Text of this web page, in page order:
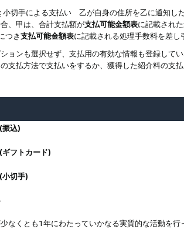
小切手による支払い 乙が自身の住所を乙に通知し
、甲は、合計支払額が支払可能金額表に記載され
つき支払可能金額表に記載される処理手数料を差し
ョンも選択せず、支払用の有効な情報も登録して
支払方法で支払いをするか、獲得した紹介料の支
振込)
フトカード)
小切手)
なくとも1年にわたっていかなる実質的な活動を